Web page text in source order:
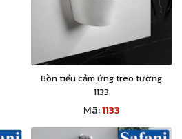
Bồn tiểu cảm ứng treo tường
1133
Mã:1133